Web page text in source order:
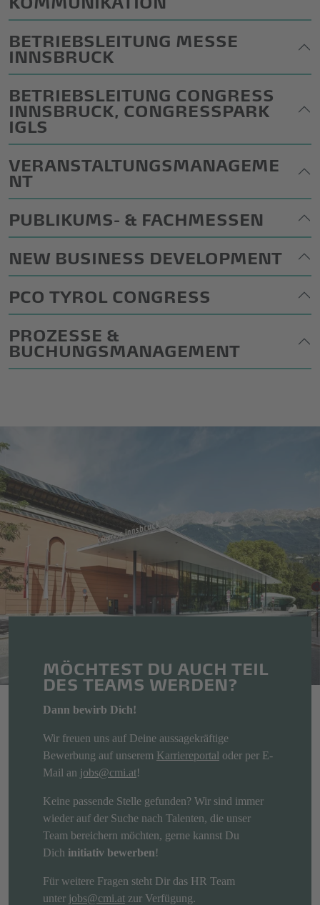
BETRIEBSLEITUNG MESSE
INNSBRUCK
BETRIEBSLEITUNG CONGRESS
INNSBRUCK, CONGRESSPARK
IGLS
VERANSTALTUNGSMANAGEME
NT
PUBLIKUMS- & FACHMESSEN
NEW BUSINESS DEVELOPMENT
PCO TYROL CONGRESS
PROZESSE &
BUCHUNGSMANAGEMENT
MÖCHTEST DU AUCH TEIL
DES TEAMS WERDEN?
Dann bewirb Dich!
Wir freuen uns auf Deine aussagekräftige
Bewerbung auf unserem Karriereportal oder per E-
Mail an jobs@cmi.at!
Keine passende Stelle gefunden? Wir sind immer
wieder auf der Suche nach Talenten, die unser
Team bereichern möchten, gerne kannst Du
Dich initiativ bewerben!
Für weitere Fragen steht Dir das HR Team
unter jobs@cmi.at zur Verfügung.